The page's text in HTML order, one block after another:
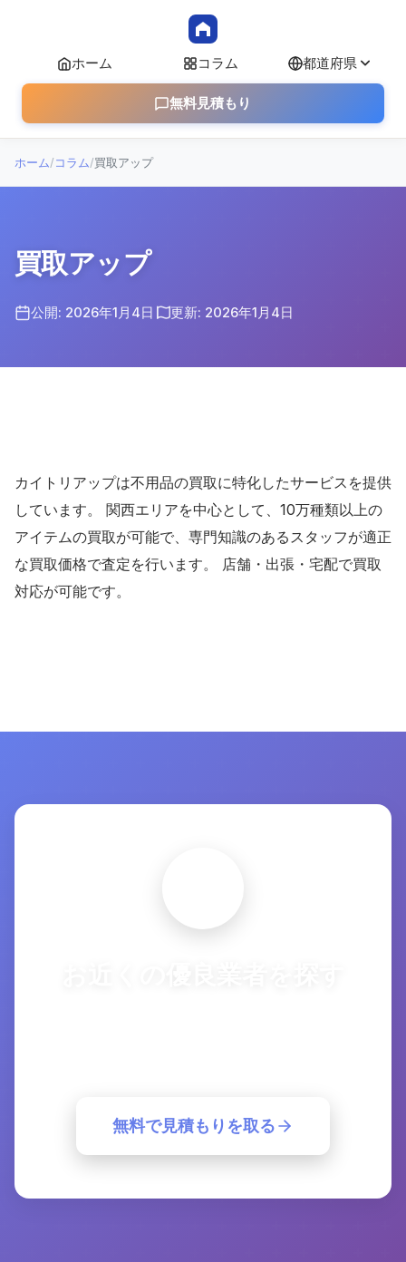
ホーム コラム 都道府県
無料見積もり
ホーム/コラム/買取アップ
買取アップ
公開: 2026年1月4日 更新: 2026年1月4日
カイトリアップは不用品の買取に特化したサービスを提供
しています。 関西エリアを中心として、10万種類以上の
アイテムの買取が可能で、専門知識のあるスタッフが適正
な買取価格で査定を行います。 店舗・出張・宅配で買取
対応が可能です。
無料で見積もりを取る